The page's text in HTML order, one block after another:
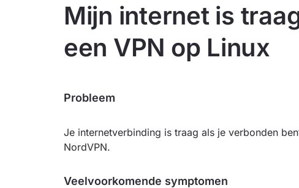
Mijn internet is
een VPN op Linux
Probleem
Je internetverbinding is traag als je verbonden
NordVPN.
Veelvoorkomende symptomen